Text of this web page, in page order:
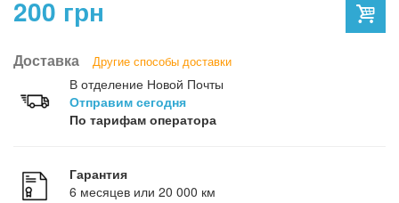
200 грн
Доставка Другие способы доставки
В отделение Новой Почты
Отправим сегодня
По тарифам оператора
Гарантия
6 месяцев или 20 000 км